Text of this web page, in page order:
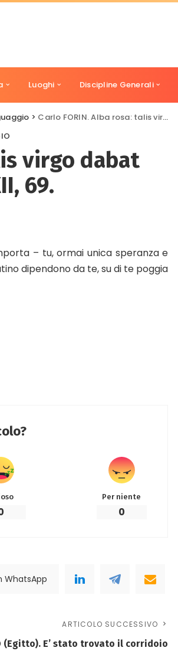
Luoghi Discipline Generali
> Carlo FORIN. Alba rosa: talis virgo dabat colores. Aeneis, XII, 69.
virgo dabat
69.
– tu, ormai unica speranza e
dipendono da te, su di te poggia
Per niente
0
WhatsApp
ARTICOLO SUCCESSIVO
(Egitto). E’ stato trovato il corridoio